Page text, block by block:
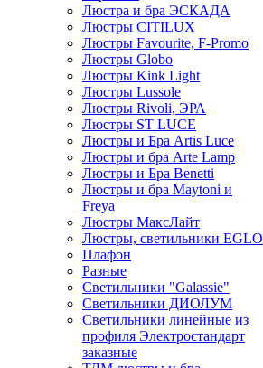
Люстра и бра ЭСКАДА
Люстры CITILUX
Люстры Favourite, F-Promo
Люстры Globo
Люстры Kink Light
Люстры Lussole
Люстры Rivoli, ЭРА
Люстры ST LUCE
Люстры и Бра Artis Luce
Люстры и бра Arte Lamp
Люстры и Бра Benetti
Люстры и бра Maytoni и
Freya
Люстры МаксЛайт
Люстры, светильники EGLO
Плафон
Разные
Светильники "Galassie"
Светильники ДИОЛУМ
Светильники линейные из
профиля Электростандарт
заказные